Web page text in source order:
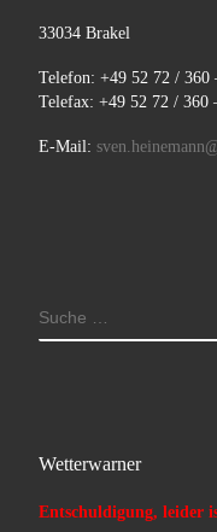
33034 Brakel
Telefon: +49 52 72 / 360
Telefax: +49 52 72 / 360
E-Mail:
SUCHE
Wetterwarner
Entschuldigung, leider